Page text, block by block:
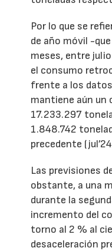
Por lo que se
de año móvil -
meses, entre
el consumo
frente a los
mantiene aún un
17.233.297
1.848.742
precedente
Las previsiones
obstante, a una
durante la
incremento del
torno al 2 % al
desaceleración